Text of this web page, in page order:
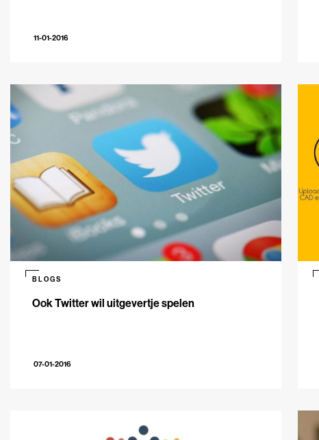
11-01-2016
Ook Twitter wil uitgevertje spelen
BLOGS
07-01-2016